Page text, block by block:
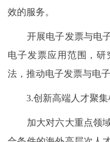
效的服务。
开展电子发票与电子
电子发票应用范围，
法，推动电子发票与电
3.创新高端人才聚集
加大对六大重点领域